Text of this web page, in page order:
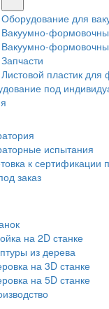
Оборудование для
Вакуумно-
Вакуумно-
Запчасти
Листовой пластик для
под
испытания
к
заказ
на 2D станке
из дерева
на 3D станке
на 5D станке